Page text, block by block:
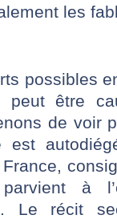
les
possibles
peut être
de voir
est
à
Le récit